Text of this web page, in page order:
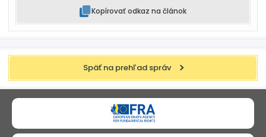
Kopírovať odkaz na článok
Späť na prehľad správ